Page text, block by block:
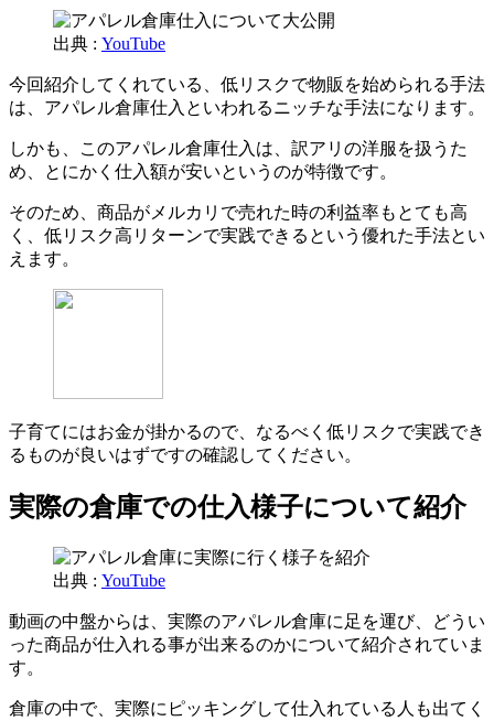
出典 : YouTube
今回紹介してくれている、低リスクで物販を始められる手法
は、アパレル倉庫仕入といわれるニッチな手法になります。
しかも、このアパレル倉庫仕入は、訳アリの洋服を扱うた
め、とにかく仕入額が安いというのが特徴です。
そのため、商品がメルカリで売れた時の利益率もとても高
く、低リスク高リターンで実践できるという優れた手法とい
えます。
子育てにはお金が掛かるので、なるべく低リスクで実践でき
るものが良いはずですの確認してください。
実際の倉庫での仕入様子について紹介
出典 : YouTube
動画の中盤からは、実際のアパレル倉庫に足を運び、どうい
った商品が仕入れる事が出来るのかについて紹介されていま
す。
倉庫の中で、実際にピッキングして仕入れている人も出てく